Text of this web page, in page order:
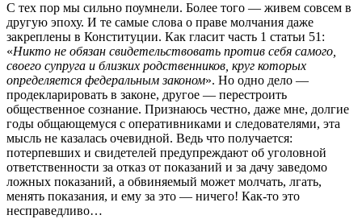
С тех пор мы сильно поумнели. Более того — живем совсем в
другую эпоху. И те самые слова о праве молчания даже
закреплены в Конституции. Как гласит часть 1 статьи 51:
«Никто не обязан свидетельствовать против себя самого,
своего супруга и близких родственников, круг которых
определяется федеральным законом». Но одно дело —
продекларировать в законе, другое — перестроить
общественное сознание. Признаюсь честно, даже мне, долгие
годы общающемуся с оперативниками и следователями, эта
мысль не казалась очевидной. Ведь что получается:
потерпевших и свидетелей предупреждают об уголовной
ответственности за отказ от показаний и за дачу заведомо
ложных показаний, а обвиняемый может молчать, лгать,
менять показания, и ему за это — ничего! Как‑то это
несправедливо…